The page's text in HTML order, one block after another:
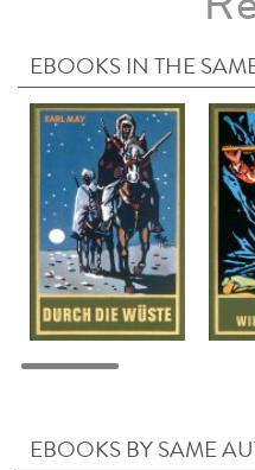
EBOOKS IN THE
EBOOKS BY SAME